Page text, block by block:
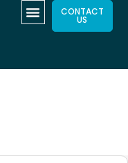
CONTACT
US